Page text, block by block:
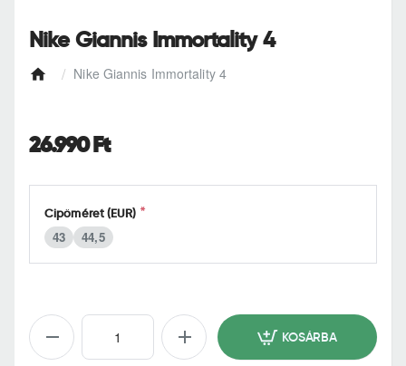
e
Nike Giannis Immortality 4
Nike Giannis Immortality 4
26.990 Ft
Cipőméret (EUR)
43 44,5
KOSÁRBA